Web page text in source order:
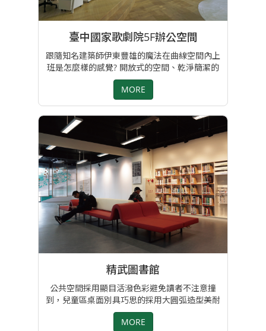
臺中國家歌劇院5F辦公空間
跟隨知名建築師伊東豐雄的魔法在曲線空間內上
班是怎麼樣的感覺? 開放式的空間、乾淨簡潔的
白色牆面和家具，配上最新COWORK工作模式
的BENCH工作站，讓整個辦公空間都流動了起
來! 專案負責:設計部經理李文馨
MORE
精武圖書館
公共空間採用顯目活潑色彩避免讀者不注意撞
到，兒童區桌面別具巧思的採用大圓弧造型美耐
皿桌板以組合方式拼接， 不僅方便小孩共同學習
及獨立作業並同時考量到安全性。
MORE